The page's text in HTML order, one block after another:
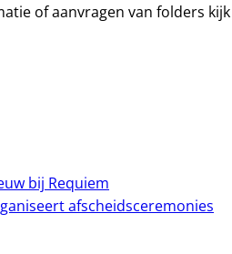
of aanvragen van folders
bij Requiem
afscheidsceremonies